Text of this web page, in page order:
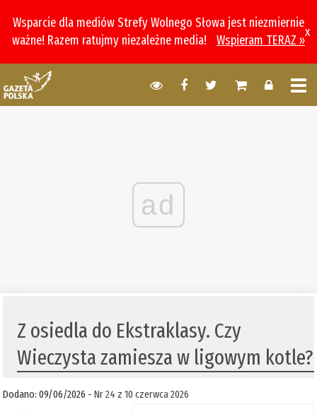
Wsparcie dla mediów Strefy Wolnego Słowa jest niezmiernie
ważne! Razem ratujmy niezależne media!
Wspieram TERAZ »
x
ad
Z osiedla do Ekstraklasy. Czy
Wieczysta zamiesza w ligowym kotle?
Dodano: 09/06/2026 -Nr 24 z 10 czerwca 2026